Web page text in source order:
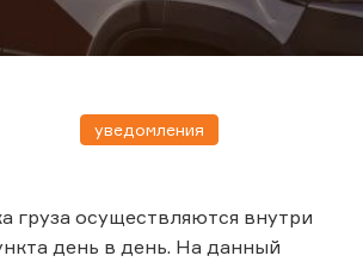
уведомления
груза осуществляются внутри
день в день. На данный